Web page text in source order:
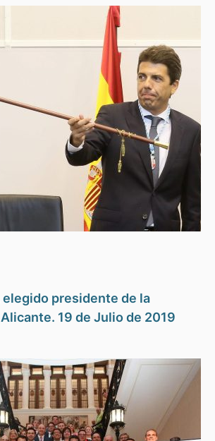
elegido presidente de la
19 de Julio de 2019